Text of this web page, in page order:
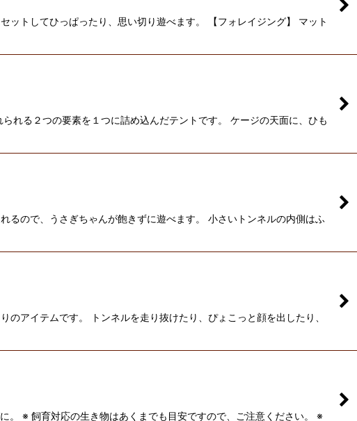
トしてひっぱったり、思い切り遊べます。 【フォレイジング】 マット
れる２つの要素を１つに詰め込んだテントです。 ケージの天面に、ひも
るので、うさぎちゃんが飽きずに遊べます。 小さいトンネルの内側はふ
アイテムです。 トンネルを走り抜けたり、ぴょこっと顔を出したり、
※ 飼育対応の生き物はあくまでも目安ですので、ご注意ください。 ※